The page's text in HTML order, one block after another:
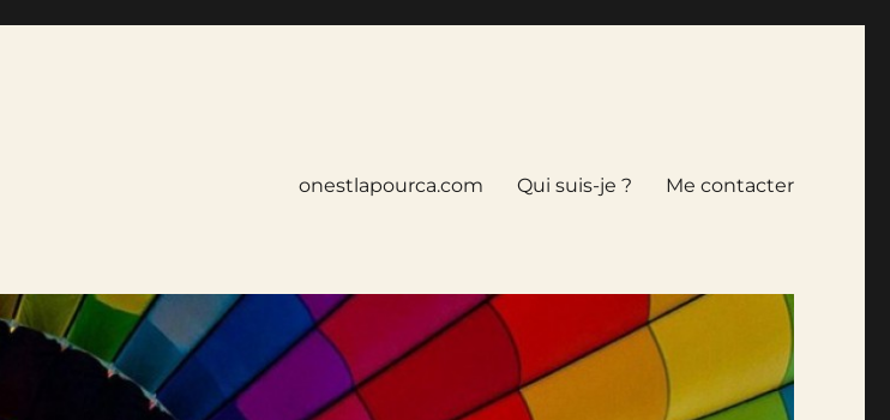
onestlapourca.com Qui suis-je ? Me contacter